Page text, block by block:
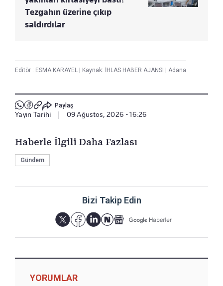
Tezgahın üzerine çıkıp
saldırdılar
Editör : ESMA KARAYEL | Kaynak: İHLAS HABER AJANSI | Adana
Paylaş
Yayın Tarihi 09 Ağustos, 2026 - 16:26
Haberle İlgili Daha Fazlası
Gündem
Bizi Takip Edin
YORUMLAR